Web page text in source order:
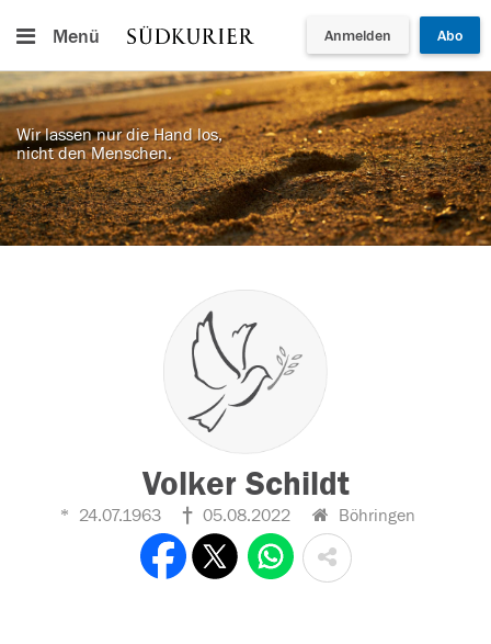
Menü Anmelden Abo
Wir lassen nur die Hand los,
nicht den Menschen.
Volker Schildt
24.07.1963 05.08.2022 Böhringen